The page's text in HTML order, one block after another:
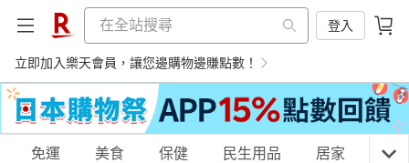
登入
立即加入樂天會員，讓您邊購物邊賺點數！
購物網分類
免運 美食 保健 民生用品 居家 3C